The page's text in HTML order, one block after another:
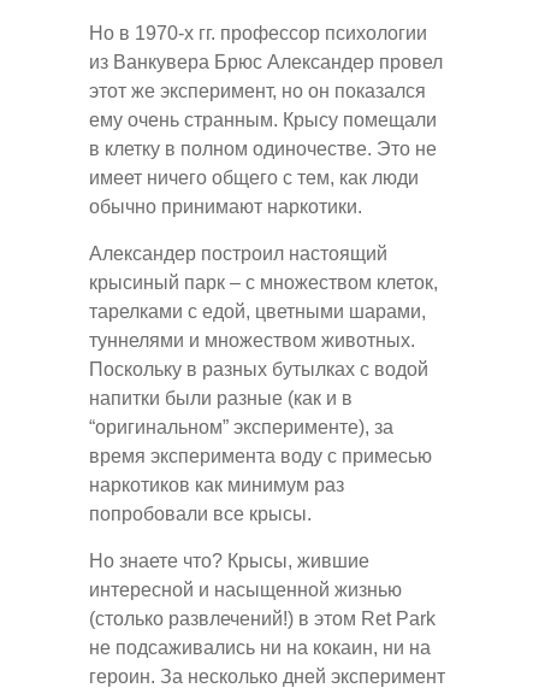
Но в 1970-х гг. профессор психологии
из Ванкувера Брюс Александер провел
этот же эксперимент, но он показался
ему очень странным. Крысу помещали
в клетку в полном одиночестве. Это не
имеет ничего общего с тем, как люди
обычно принимают наркотики.
Александер построил настоящий
крысиный парк – с множеством клеток,
тарелками с едой, цветными шарами,
туннелями и множеством животных.
Поскольку в разных бутылках с водой
напитки были разные (как и в
“оригинальном” эксперименте), за
время эксперимента воду с примесью
наркотиков как минимум раз
попробовали все крысы.
Но знаете что? Крысы, жившие
интересной и насыщенной жизнью
(столько развлечений!) в этом Ret Park
не подсаживались ни на кокаин, ни на
героин. За несколько дней эксперимент